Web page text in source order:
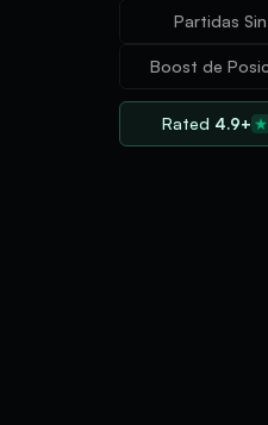
Partidas
Boost de
Rated 4.9+